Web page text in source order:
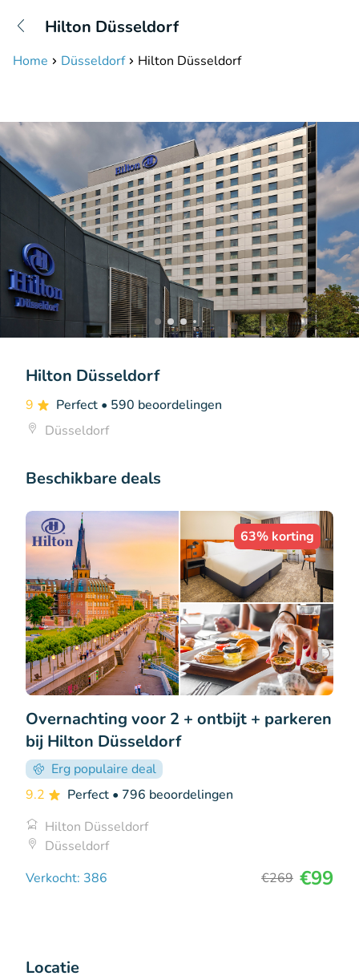
Hilton Düsseldorf
Home Düsseldorf Hilton Düsseldorf
Hilton Düsseldorf
9 Perfect • 590 beoordelingen
Düsseldorf
Beschikbare deals
63% korting
Overnachting voor 2 + ontbijt + parkeren
bij Hilton Düsseldorf
Erg populaire deal
9.2
Perfect • 796 beoordelingen
Hilton Düsseldorf
Düsseldorf
Verkocht: 386
€269 €99
Locatie